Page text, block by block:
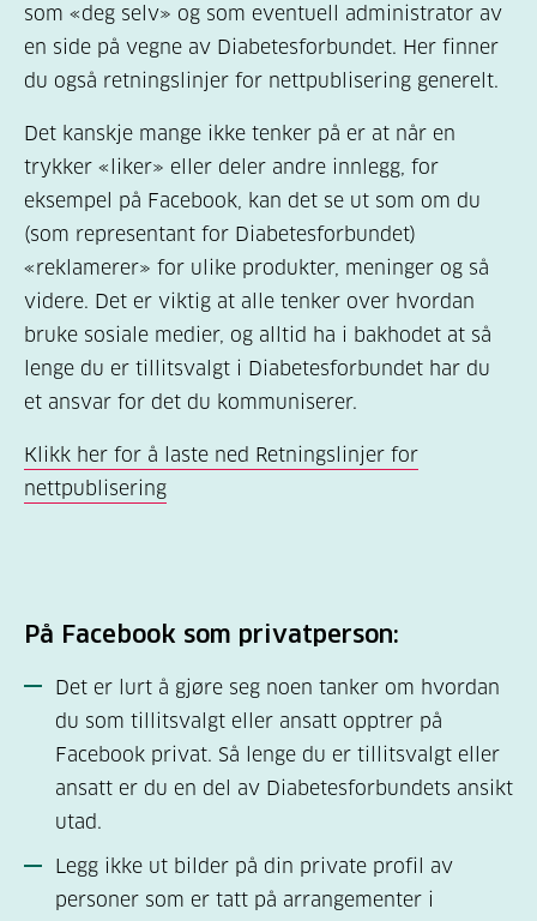
som «deg selv» og som eventuell administrator av
en side på vegne av Diabetesforbundet. Her finner
du også retningslinjer for nettpublisering generelt.
Det kanskje mange ikke tenker på er at når en
trykker «liker» eller deler andre innlegg, for
eksempel på Facebook, kan det se ut som om du
(som representant for Diabetesforbundet)
«reklamerer» for ulike produkter, meninger og så
videre. Det er viktig at alle tenker over hvordan
bruke sosiale medier, og alltid ha i bakhodet at så
lenge du er tillitsvalgt i Diabetesforbundet har du
et ansvar for det du kommuniserer.
Klikk her for å laste ned Retningslinjer for
nettpublisering
På Facebook som privatperson:
Det er lurt å gjøre seg noen tanker om hvordan
du som tillitsvalgt eller ansatt opptrer på
Facebook privat. Så lenge du er tillitsvalgt eller
ansatt er du en del av Diabetesforbundets ansikt
utad.
Legg ikke ut bilder på din private profil av
personer som er tatt på arrangementer i